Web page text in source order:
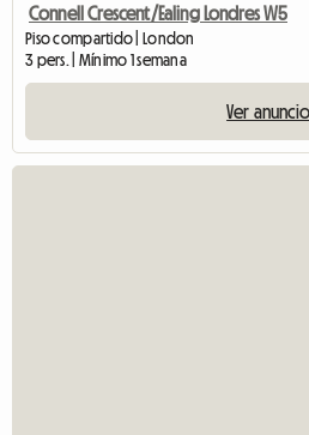
Connell Crescent/Ealing Londres W5
Piso compartido | London
3 pers. | Mínimo 1 semana
Ver anuncio